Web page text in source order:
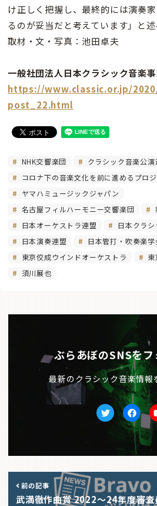
け正しく把握し、最終的には演奏
るのが妥当だと考えています」と述
取材・文・写真：池田卓夫
一般社団法人日本クラシック音楽
https://www.classic.or.jp/
post_22.html
NHK交響楽団
クラシック音楽公
コロナ下の音楽文化を前に進めるプロ
ヤマハミュージックジャパン
名古屋フィルハーモニー交響楽団
日本オーケストラ連盟
日本クラ
日本演奏連盟
日本管打・吹奏楽学
東京佼成ウインドオーケストラ
須川展也
ぶらあぼのSNSをフ
最新のクラシック音楽情報
Twitter
前の記事
武満徹作曲賞 2022〜24年度審